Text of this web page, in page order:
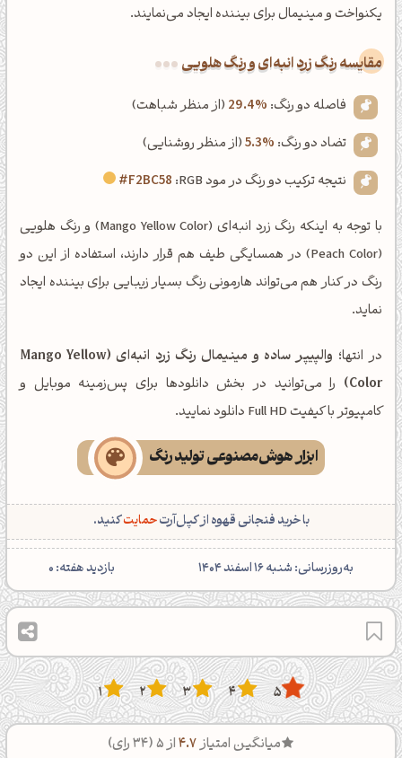
یکنواخت و مینیمال برای بیننده ایجاد می‌نمایند.
‌مقایسه رنگ زرد انبه‌ای و رنگ هلویی
فاصله دو رنگ: 29.4% (از منظر شباهت)
تضاد دو رنگ: 5.3%(از منظر روشنایی)
نتیجه ترکیب دو رنگ در مود RGB:
#F2BC58
با توجه به اینکه رنگ زرد انبه‌ای (Mango Yellow Color) و رنگ هلویی
(Peach Color) در همسایگی طیف هم قرار دارند، استفاده از این دو
رنگ در کنار هم می‌تواند هارمونی رنگ بسیار زیبایی برای بیننده ایجاد
نماید.
در انتها؛
والپیپر ساده و مینیمال رنگ زرد انبه‌ای (Mango Yellow
Color)
را می‌توانید در بخش دانلودها برای پس‌زمینه موبایل و
کامپیوتر با کیفیت Full HD دانلود نمایید.
ابزار هوش‌مصنوعی تولید رنگ
با خرید فنجانی قهوه از کپل‌آرتحمایتکنید.
‌به‌روزرسانی: شنبه 16 اسفند 1404 بازدید هفته:0
5
4
3
2
1
میانگین امتیاز4.7از 5 ( 34رای)